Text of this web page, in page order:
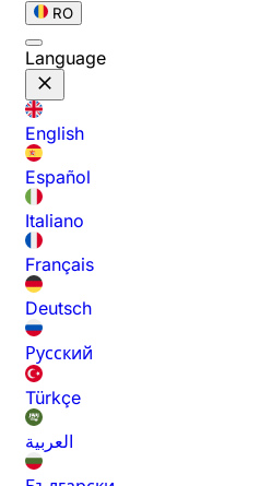
RO
Language
English
Español
Italiano
Français
Deutsch
Русский
Türkçe
العربية